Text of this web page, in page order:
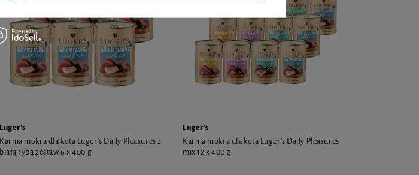
Luger's
Karma mokra dla kota Luger's Daily Pleasures z
białą rybą zestaw 6 x 400 g
Luger's
Karma mokra dla kota Luger's Daily Pleasures
mix 12 x 400 g